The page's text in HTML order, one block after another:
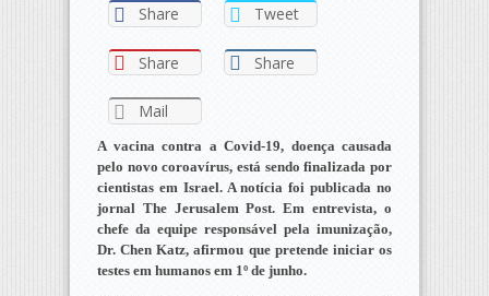
Share Tweet
Share Share
Mail
A vacina contra a Covid-19, doença causada
pelo novo coroavírus, está sendo finalizada por
cientistas em Israel. A notícia foi publicada no
jornal The Jerusalem Post. Em entrevista, o
chefe da equipe responsável pela imunização,
Dr. Chen Katz, afirmou que pretende iniciar os
testes em humanos em 1º de junho.